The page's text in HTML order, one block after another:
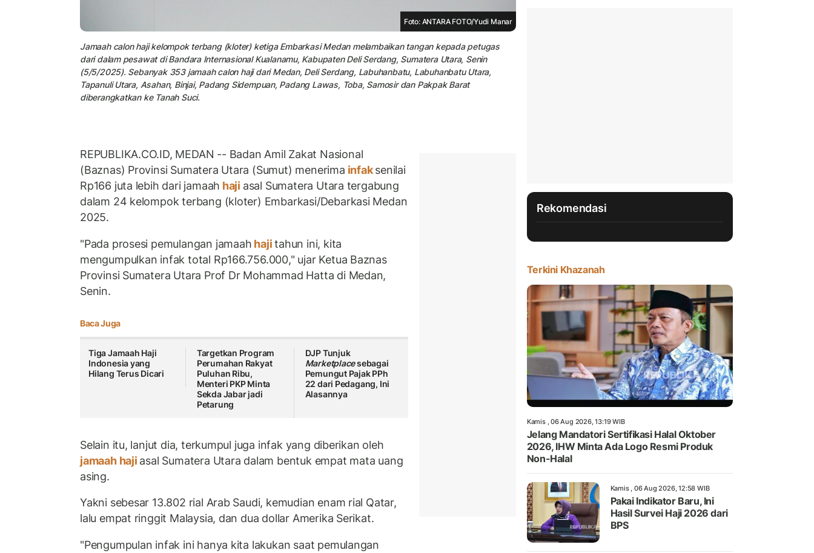
Foto: ANTARA FOTO/Yudi Manar
Jamaah calon haji kelompok terbang (kloter) ketiga Embarkasi Medan melambaikan tangan kepada petugas
dari dalam pesawat di Bandara Internasional Kualanamu, Kabupaten Deli Serdang, Sumatera Utara, Senin
(5/5/2025). Sebanyak 353 jamaah calon haji dari Medan, Deli Serdang, Labuhanbatu, Labuhanbatu Utara,
Tapanuli Utara, Asahan, Binjai, Padang Sidempuan, Padang Lawas, Toba, Samosir dan Pakpak Barat
diberangkatkan ke Tanah Suci.
REPUBLIKA.CO.ID, MEDAN -- Badan Amil Zakat Nasional
(Baznas) Provinsi Sumatera Utara (Sumut) menerima infaksenilai
Rp166 juta lebih dari jamaah haji asal Sumatera Utara tergabung
dalam 24 kelompok terbang (kloter) Embarkasi/Debarkasi Medan
2025.
"Pada prosesi pemulangan jamaah hajitahun ini, kita
mengumpulkan infak total Rp166.756.000," ujar Ketua Baznas
Provinsi Sumatera Utara Prof Dr Mohammad Hatta di Medan,
Senin.
Baca Juga
Tiga Jamaah Haji
Indonesia yang
Hilang Terus Dicari
Targetkan Program
Perumahan Rakyat
Puluhan Ribu,
Menteri PKP Minta
Sekda Jabar jadi
Petarung
DJP Tunjuk
Marketplacesebagai
Pemungut Pajak PPh
22 dari Pedagang, Ini
Alasannya
Selain itu, lanjut dia, terkumpul juga infak yang diberikan oleh
jamaah haji asal Sumatera Utara dalam bentuk empat mata uang
asing.
Yakni sebesar 13.802 rial Arab Saudi, kemudian enam rial Qatar,
lalu empat ringgit Malaysia, dan dua dollar Amerika Serikat.
"Pengumpulan infak ini hanya kita lakukan saat pemulangan
Rekomendasi
Terkini Khazanah
Kamis , 06 Aug 2026, 13:19 WIB
Jelang Mandatori Sertifikasi Halal Oktober
2026, IHW Minta Ada Logo Resmi Produk
Non-Halal
Kamis , 06 Aug 2026, 12:58 WIB
Pakai Indikator Baru, Ini
Hasil Survei Haji 2026 dari
BPS